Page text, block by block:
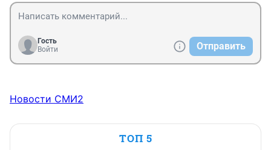
Гость
Войти
Отправить
Новости СМИ2
ТОП 5